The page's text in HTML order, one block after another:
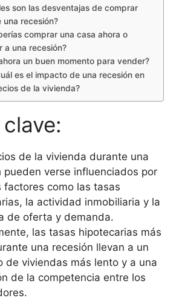
son las desventajas de comprar
una recesión?
comprar una casa ahora o
a una recesión?
un buen momento para vender?
es el impacto de una recesión en
de la vivienda?
de la vivienda durante una
pueden verse influenciados por
factores como las tasas
la actividad inmobiliaria y la
de oferta y demanda.
las tasas hipotecarias más
una recesión llevan a un
de viviendas más lento y a una
de la competencia entre los